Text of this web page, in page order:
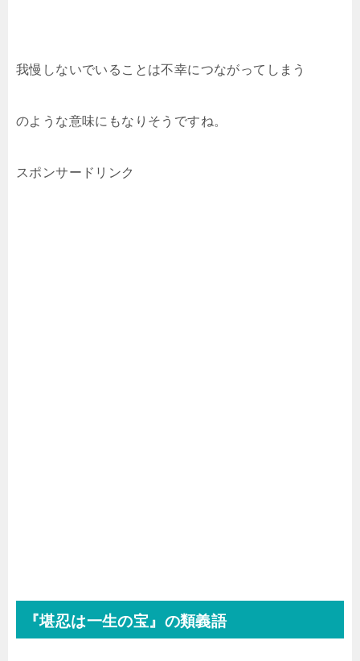
我慢しないでいることは不幸につながってしまう
のような意味にもなりそうですね。
スポンサードリンク
『堪忍は一生の宝』の類義語